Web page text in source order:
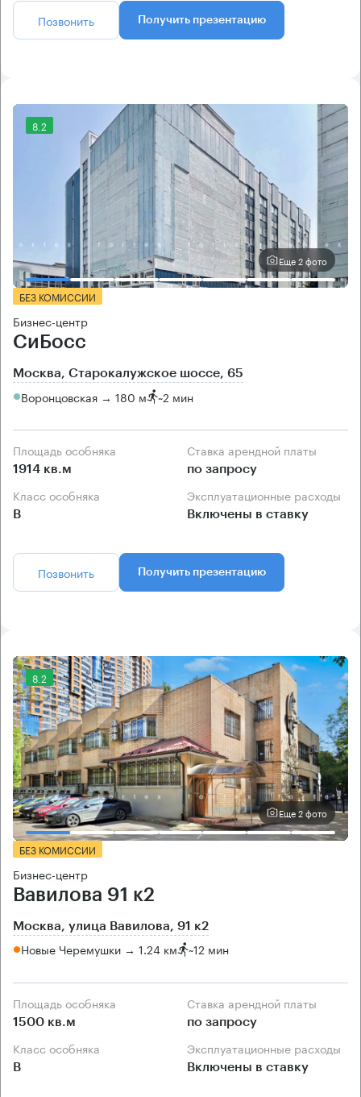
Позвонить Получить презентацию
8.2
Еще 2 фото
БЕЗ КОМИССИИ
Бизнес-центр
СиБосс
Москва, Старокалужское шоссе, 65
Воронцовская → 180 м ~2 мин
Площадь особняка
1914 кв.м
Ставка арендной платы
по запросу
Класс особняка
B
Эксплуатационные расходы
Включены в ставку
Позвонить Получить презентацию
8.2
Еще 2 фото
БЕЗ КОМИССИИ
Бизнес-центр
Вавилова 91 к2
Москва, улица Вавилова, 91 к2
Новые Черемушки → 1.24 км ~12 мин
Площадь особняка
1500 кв.м
Ставка арендной платы
по запросу
Класс особняка
B
Эксплуатационные расходы
Включены в ставку